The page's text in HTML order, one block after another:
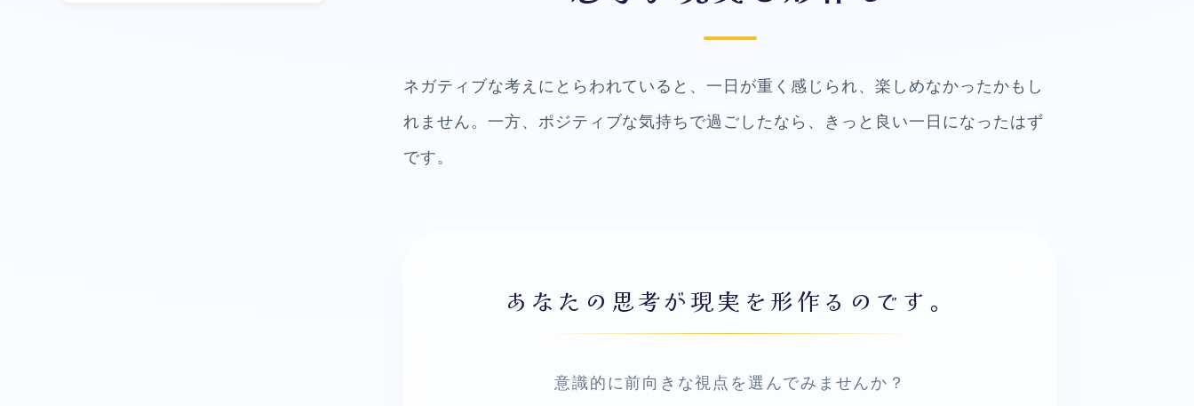
ネガティブな考えにとらわれていると、一日が重く感じられ、楽しめなかったかもし
れません。一方、ポジティブな気持ちで過ごしたなら、きっと良い一日になったはず
です。
あなたの思考が現実を形作るのです。
意識的に前向きな視点を選んでみませんか？